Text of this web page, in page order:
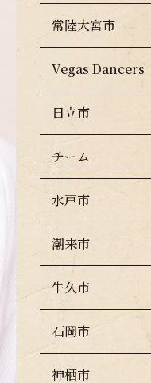
常陸大宮市
Vegas Dancers
日立市
チーム
水戸市
潮来市
牛久市
石岡市
神栖市